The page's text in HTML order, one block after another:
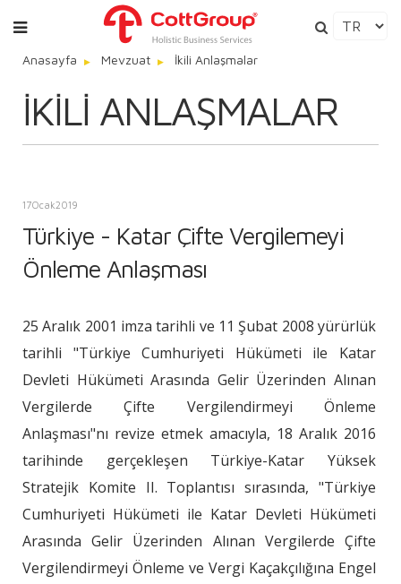
Anasayfa Mevzuat İkili Anlaşmalar
İKILI ANLAŞMALAR
17Ocak2019
Türkiye - Katar Çifte Vergilemeyi
Önleme Anlaşması
25 Aralık 2001 imza tarihli ve 11 Şubat 2008 yürürlük
tarihli "Türkiye Cumhuriyeti Hükümeti ile Katar
Devleti Hükümeti Arasında Gelir Üzerinden Alınan
Vergilerde Çifte Vergilendirmeyi Önleme
Anlaşması"nı revize etmek amacıyla, 18 Aralık 2016
tarihinde gerçekleşen Türkiye-Katar Yüksek
Stratejik Komite II. Toplantısı sırasında, "Türkiye
Cumhuriyeti Hükümeti ile Katar Devleti Hükümeti
Arasında Gelir Üzerinden Alınan Vergilerde Çifte
Vergilendirmeyi Önleme ve Vergi Kaçakçılığına Engel